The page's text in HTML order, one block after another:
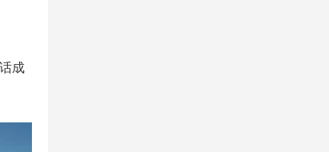
成